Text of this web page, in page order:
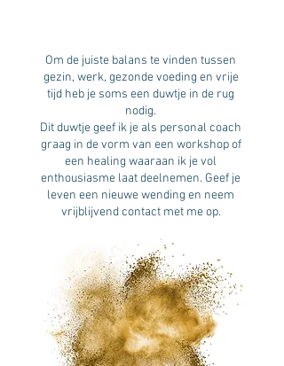
Om de juiste balans te vinden tussen
gezin, werk, gezonde voeding en vrije
tijd heb je soms een duwtje in de rug
nodig.
Dit duwtje geef ik je als personal coach
graag in de vorm van een workshop of
een healing waaraan ik je vol
enthousiasme laat deelnemen. Geef je
leven een nieuwe wending en neem
vrijblijvend contact met me op.